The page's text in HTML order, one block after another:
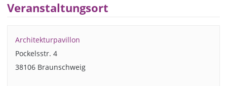
Veranstaltungsort
Architekturpavillon
Pockelsstr. 4
38106 Braunschweig